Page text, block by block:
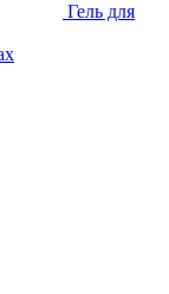
Гель для